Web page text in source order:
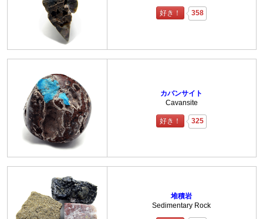
好き！ 358
カバンサイト
Cavansite
好き！ 325
堆積岩
Sedimentary Rock